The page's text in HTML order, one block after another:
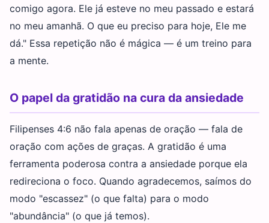
comigo agora. Ele já esteve no meu passado e estará
no meu amanhã. O que eu preciso para hoje, Ele me
dá." Essa repetição não é mágica — é um treino para
a mente.
O papel da gratidão na cura da ansiedade
Filipenses 4:6 não fala apenas de oração — fala de
oração com ações de graças. A gratidão é uma
ferramenta poderosa contra a ansiedade porque ela
redireciona o foco. Quando agradecemos, saímos do
modo "escassez" (o que falta) para o modo
"abundância" (o que já temos).